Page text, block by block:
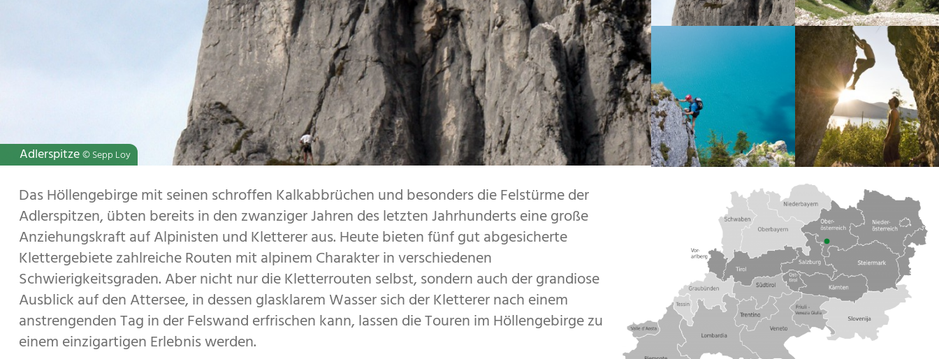
Bouldern am Attersee © Johann Resch
Klettersteig Mahdlgupf © Christina Schwann
Brennerriesensteig© Sepp Loy
Adlerspitze© Sepp Loy
Das Höllengebirge mit seinen schroffen Kalkabbrüchen und besonders die Felstürme der
Adlerspitzen, übten bereits in den zwanziger Jahren des letzten Jahrhunderts eine große
Anziehungskraft auf Alpinisten und Kletterer aus. Heute bieten fünf gut abgesicherte
Klettergebiete zahlreiche Routen mit alpinem Charakter in verschiedenen
Schwierigkeitsgraden. Aber nicht nur die Kletterrouten selbst, sondern auch der grandiose
Ausblick auf den Attersee, in dessen glasklarem Wasser sich der Kletterer nach einem
anstrengenden Tag in der Felswand erfrischen kann, lassen die Touren im Höllengebirge zu
einem einzigartigen Erlebnis werden.
Zusatzinformationen